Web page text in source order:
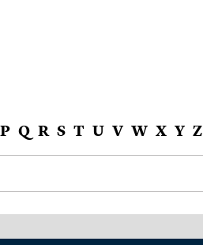
P Q R S T U V W X Y Z